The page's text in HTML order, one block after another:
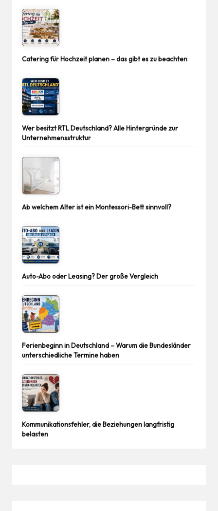
Catering für Hochzeit planen – das gibt es zu beachten
Wer besitzt RTL Deutschland? Alle Hintergründe zur
Unternehmensstruktur
Ab welchem Alter ist ein Montessori-Bett sinnvoll?
Auto-Abo oder Leasing? Der große Vergleich
Ferienbeginn in Deutschland – Warum die Bundesländer
unterschiedliche Termine haben
Kommunikationsfehler, die Beziehungen langfristig
belasten